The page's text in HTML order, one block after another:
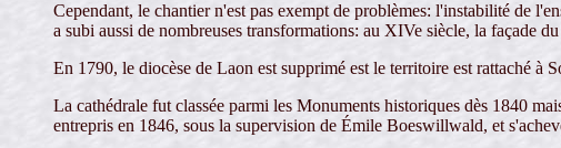
Cependant, le chantier n'est pas exempt de problèmes: l'instabilité de
a subi aussi de nombreuses transformations: au XIVe siècle, la façade
En 1790, le diocèse de Laon est supprimé est le territoire est rattaché à
La cathédrale fut classée parmi les Monuments historiques dès 1840
entrepris en 1846, sous la supervision de Émile Boeswillwald, et